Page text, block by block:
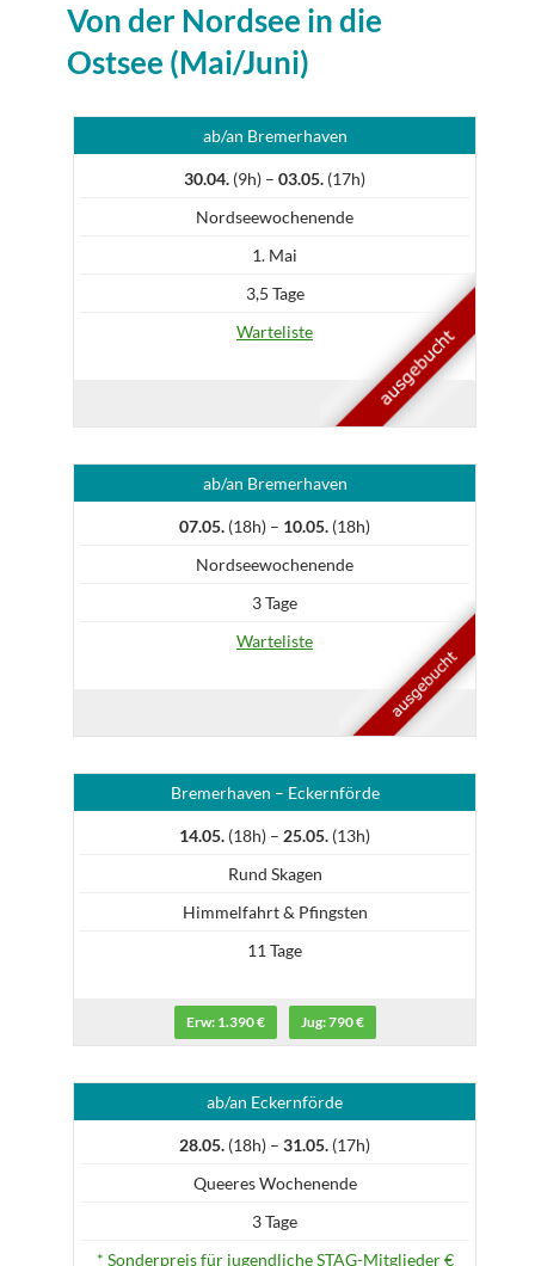
Von der Nordsee in die
Ostsee (Mai/Juni)
ab/an Bremerhaven
30.04. (9h) – 03.05. (17h)
Nordseewochenende
1. Mai
3,5 Tage
Warteliste
ab/an Bremerhaven
07.05. (18h) – 10.05. (18h)
Nordseewochenende
3 Tage
Warteliste
Bremerhaven – Eckernförde
14.05. (18h) – 25.05. (13h)
Rund Skagen
Himmelfahrt & Pfingsten
11 Tage
Erw: 1.390 € Jug: 790 €
ab/an Eckernförde
28.05. (18h) – 31.05. (17h)
Queeres Wochenende
3 Tage
* Sonderpreis für jugendliche STAG-Mitglieder €